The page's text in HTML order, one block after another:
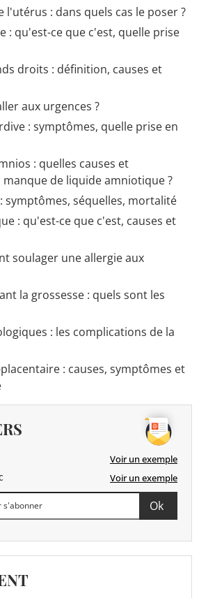
l'utérus : dans quels cas le poser ?
: qu'est-ce que c'est, quelle prise
droits : définition, causes et
aux urgences ?
: symptômes, quelle prise en
: quelles causes et
manque de liquide amniotique ?
symptômes, séquelles, mortalité
: qu'est-ce que c'est, causes et
soulager une allergie aux
la grossesse : quels sont les
: les complications de la
: causes, symptômes et
Voir un exemple
Voir un exemple